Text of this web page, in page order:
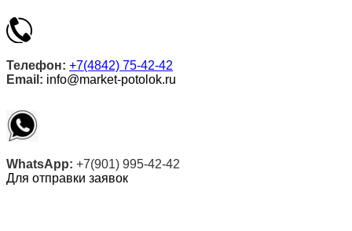
Телефон: +7(4842) 75-42-42
Email: info@market-potolok.ru
WhatsApp: +7(901) 995-42-42
Для отправки заявок